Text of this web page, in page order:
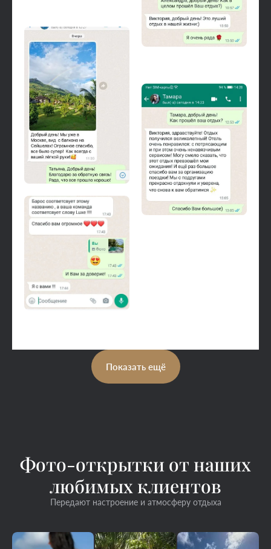
Показать ещё
Фото-открытки от наших
любимых клиентов
Передают настроение и атмосферу отдыха